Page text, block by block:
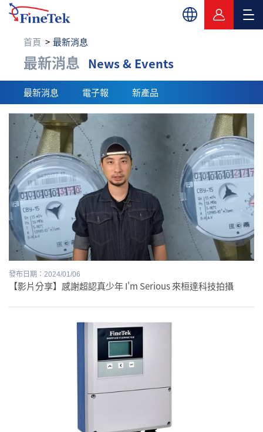
首頁 最新消息
最新消息
最新消息 News & Events
最新消息 電子報 新產品
發布日期：2024/01/06
【影片分享】感謝超認真少年 I'm Serious 來桓達科技拍攝